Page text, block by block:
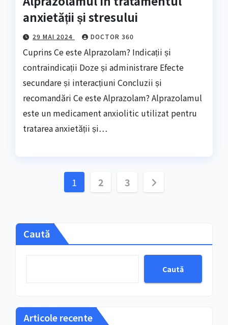
anxietății și stresului
29 MAI 2024 DOCTOR 360
Cuprins Ce este Alprazolam? Indicații și
contraindicații Doze și administrare Efecte
secundare și interacțiuni Concluzii și
recomandări Ce este Alprazolam? Alprazolamul
este un medicament anxiolitic utilizat pentru
tratarea anxietății și…
Paginație
1 2 3
Caută
Caută
Articole recente